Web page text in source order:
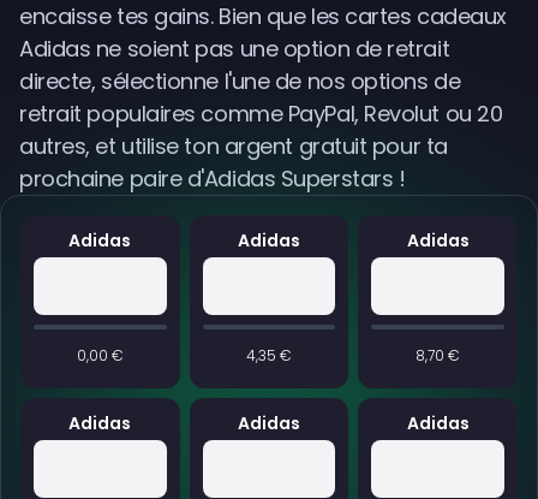
Adidas
0,00 €
Adidas
4,35 €
Adidas
8,70 €
Adidas Adidas Adidas
encaisse tes gains. Bien que les cartes cadeaux
Adidas ne soient pas une option de retrait
directe, sélectionne l'une de nos options de
retrait populaires comme PayPal, Revolut ou 20
autres, et utilise ton argent gratuit pour ta
prochaine paire d'Adidas Superstars !